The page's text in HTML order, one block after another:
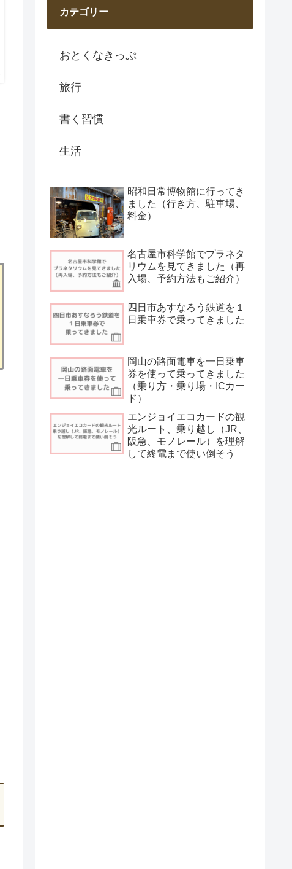
カテゴリー
おとくなきっぷ
旅行
書く習慣
生活
昭和日常博物館に行ってき
ました（行き方、駐車場、
料金）
名古屋市科学館でプラネタ
リウムを見てきました（再
入場、予約方法もご紹介）
四日市あすなろう鉄道を１
日乗車券で乗ってきました
岡山の路面電車を一日乗車
券を使って乗ってきました
（乗り方・乗り場・ICカー
ド）
エンジョイエコカードの観
光ルート、乗り越し（JR、
阪急、モノレール）を理解
して終電まで使い倒そう